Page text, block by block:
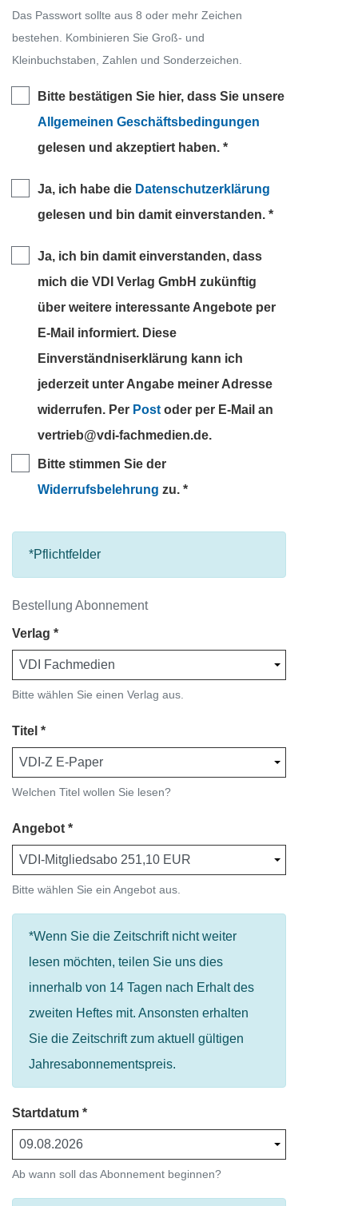
Das Passwort sollte aus 8 oder mehr Zeichen
bestehen. Kombinieren Sie Groß- und
Kleinbuchstaben, Zahlen und Sonderzeichen.
Bitte bestätigen Sie hier, dass Sie unsere
Allgemeinen Geschäftsbedingungen
gelesen und akzeptiert haben.
Ja, ich habe die Datenschutzerklärung
gelesen und bin damit einverstanden.
Ja, ich bin damit einverstanden, dass
mich die VDI Verlag GmbH zukünftig
über weitere interessante Angebote per
E-Mail informiert. Diese
Einverständniserklärung kann ich
jederzeit unter Angabe meiner Adresse
widerrufen. Per Post oder per E-Mail an
vertrieb@vdi-fachmedien.de.
Bitte stimmen Sie der
Widerrufsbelehrung zu.
*Pflichtfelder
Bestellung Abonnement
Verlag
Bitte wählen Sie einen Verlag aus.
Titel
Welchen Titel wollen Sie lesen?
Angebot
Bitte wählen Sie ein Angebot aus.
*Wenn Sie die Zeitschrift nicht weiter
lesen möchten, teilen Sie uns dies
innerhalb von 14 Tagen nach Erhalt des
zweiten Heftes mit. Ansonsten erhalten
Sie die Zeitschrift zum aktuell gültigen
Jahresabonnementspreis.
Startdatum
Ab wann soll das Abonnement beginnen?